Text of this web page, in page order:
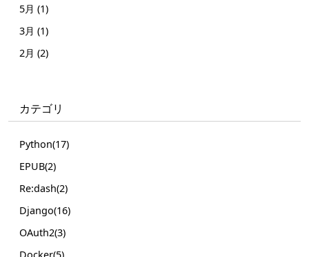
5月 (1)
3月 (1)
2月 (2)
カテゴリ
Python(17)
EPUB(2)
Re:dash(2)
Django(16)
OAuth2(3)
Docker(5)